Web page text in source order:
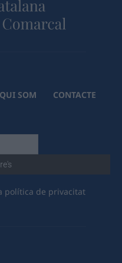
QUI SOM
CONTACTE
política de privacitat